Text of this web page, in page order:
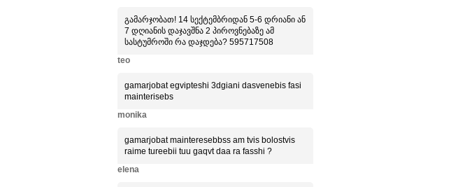
გამარჯობათ! 14 სექტემბრიდან 5-6 დრიანი ან
7 დღიანის დაჯავშნა 2 პიროვნებაზე ამ
სასტუმროში რა დაჯდება? 595717508
teo
gamarjobat egvipteshi 3dgiani dasvenebis fasi
mainterisebs
monika
gamarjobat mainteresebbss am tvis bolostvis
raime tureebii tuu gaqvt daa ra fasshi ?
elena